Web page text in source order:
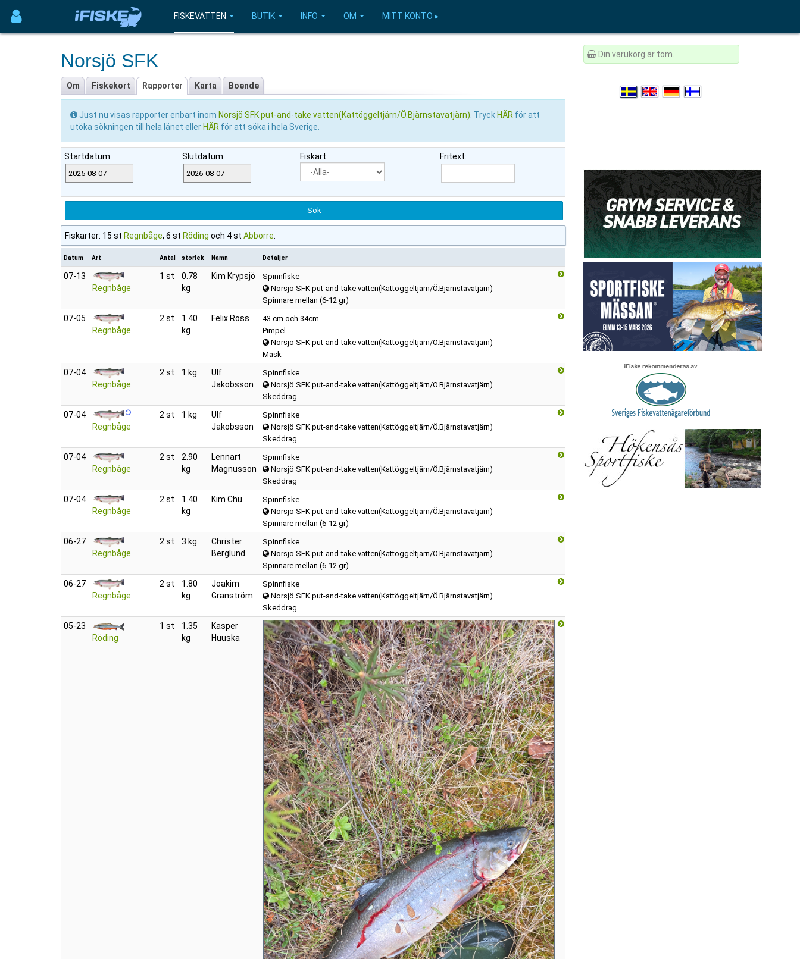
FISKEVATTEN BUTIK INFO OM MITT KONTO ▸
Norsjö SFK
Om Fiskekort Rapporter Karta Boende
Just nu visas rapporter enbart inom Norsjö SFK put-and-take vatten(Kattöggeltjärn/Ö.Bjärnstavatjärn) . Tryck HÄR för att
utöka sökningen till hela länet eller HÄR för att söka i hela Sverige.
Startdatum: Slutdatum: Fiskart: Fritext:
Fiskarter: 15 st Regnbåge, 6 st Röding och 4 st Abborre
Datum Art Antal storlek Namn Detaljer
07‑13
Regnbåge
1 st
0.78
kg
Kim Krypsjö
Spinnfiske
Norsjö SFK put-and-take vatten(Kattöggeltjärn/Ö.Bjärnstavatjärn)
Spinnare mellan (6-12 gr)
07‑05
Regnbåge
2 st
1.40
kg
Felix Ross
43 cm och 34cm.
Pimpel
Norsjö SFK put-and-take vatten(Kattöggeltjärn/Ö.Bjärnstavatjärn)
Mask
07‑04
Regnbåge
2 st 1 kg
Ulf
Jakobsson
Spinnfiske
Norsjö SFK put-and-take vatten(Kattöggeltjärn/Ö.Bjärnstavatjärn)
Skeddrag
07‑04
Regnbåge
2 st 1 kg
Ulf
Jakobsson
Spinnfiske
Norsjö SFK put-and-take vatten(Kattöggeltjärn/Ö.Bjärnstavatjärn)
Skeddrag
07‑04
Regnbåge
2 st
2.90
kg
Lennart
Magnusson
Spinnfiske
Norsjö SFK put-and-take vatten(Kattöggeltjärn/Ö.Bjärnstavatjärn)
Skeddrag
07‑04
Regnbåge
2 st
1.40
kg
Kim Chu
Spinnfiske
Norsjö SFK put-and-take vatten(Kattöggeltjärn/Ö.Bjärnstavatjärn)
Spinnare mellan (6-12 gr)
06‑27
Regnbåge
2 st 3 kg
Christer
Berglund
Spinnfiske
Norsjö SFK put-and-take vatten(Kattöggeltjärn/Ö.Bjärnstavatjärn)
Spinnare mellan (6-12 gr)
06‑27
Regnbåge
2 st
1.80
kg
Joakim
Granström
Spinnfiske
Norsjö SFK put-and-take vatten(Kattöggeltjärn/Ö.Bjärnstavatjärn)
Skeddrag
05‑23
Röding
1 st
1.35
kg
Kasper
Huuska
Din varukorg är tom.